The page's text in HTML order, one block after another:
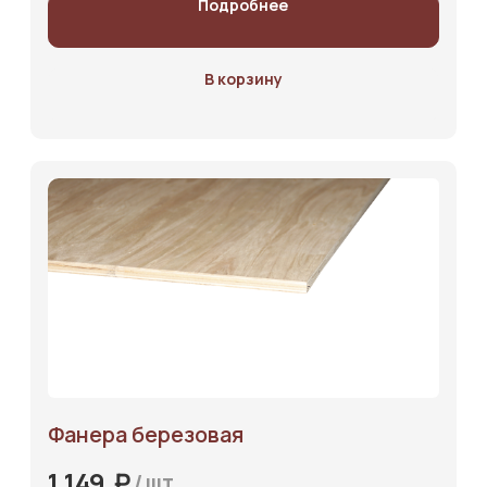
Подробнее
В корзину
Фанера березовая